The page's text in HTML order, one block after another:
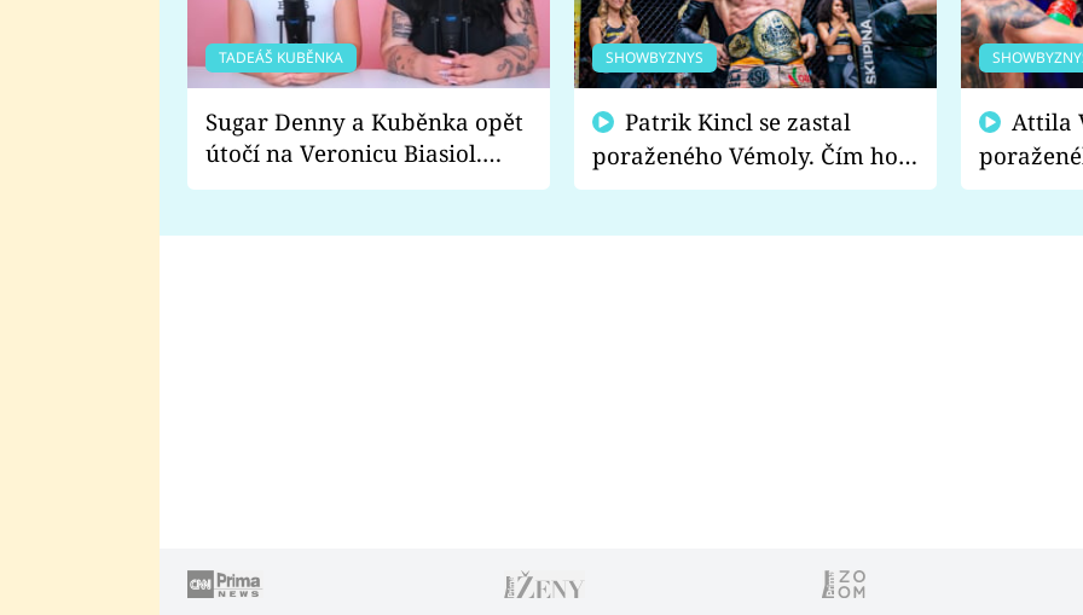
TADEÁŠ KUBĚNKA
Sugar Denny a Kuběnka opět
útočí na Veronicu Biasiol.
Proč je podle nich falešná a
SHOWBYZNYS
poraženého Vémoly. Čím ho
fanoušci naštvali?
chce